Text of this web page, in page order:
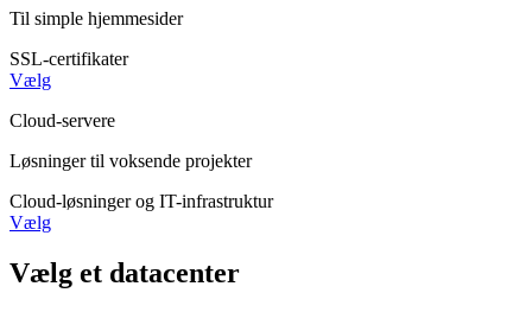
Til simple hjemmesider
SSL-certifikater
Vælg
Cloud-servere
Løsninger til voksende projekter
Cloud-løsninger og IT-infrastruktur
Vælg
Vælg et datacenter